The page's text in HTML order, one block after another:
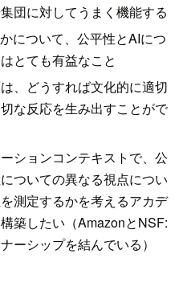
団に対してうまく機能する
について、公平性とAIにつ
とても有益なこと
、どうすれば文化的に適切
な反応を生み出すことがで
ションコンテキストで、公
ついての異なる視点につい
測定するかを考えるアカデ
築したい（AmazonとNSF:
ーシップを結んでいる）